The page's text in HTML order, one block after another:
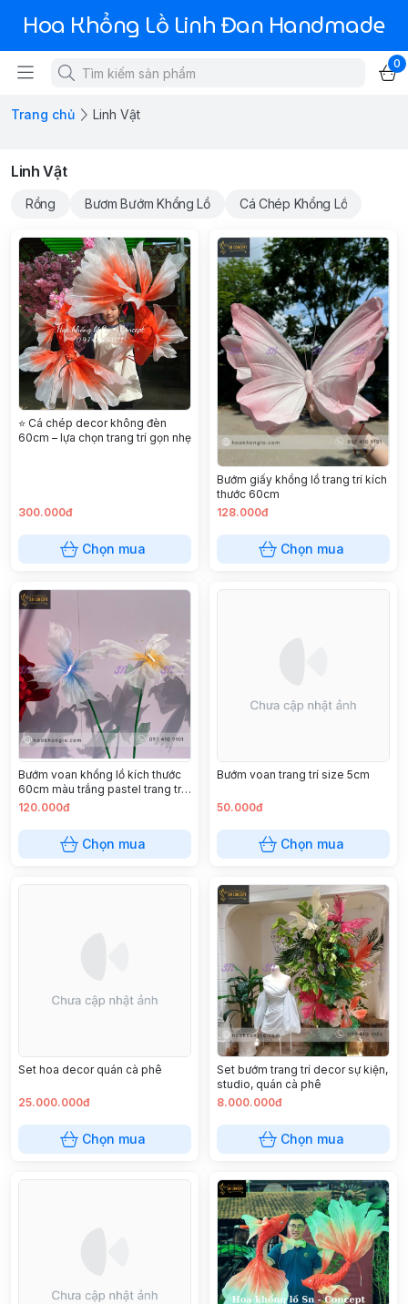
Hoa Khổng Lồ Linh Đan Handmade
0
Trang chủ Linh Vật
Linh Vật
Rồng Bươm Bướm Khổng Lồ Cá Chép Khổng Lồ
⭐ Cá chép decor không đèn
60cm – lựa chọn trang trí gọn nhẹ
300.000đ
Chọn mua
Bướm giấy khổng lồ trang trí kích
thước 60cm
128.000đ
Chọn mua
Bướm voan khổng lồ kích thước
60cm màu trắng pastel trang trí
sự kiện, studio chụp ảnh
120.000đ
Chọn mua
Bướm voan trang trí size 5cm
50.000đ
Chọn mua
Set hoa decor quán cà phê
25.000.000đ
Chọn mua
Set bướm trang trí decor sự kiện,
studio, quán cà phê
8.000.000đ
Chọn mua